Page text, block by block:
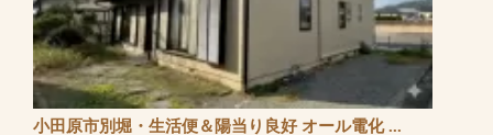
小田原市別堀・生活便＆陽当り良好 オール電化 ...